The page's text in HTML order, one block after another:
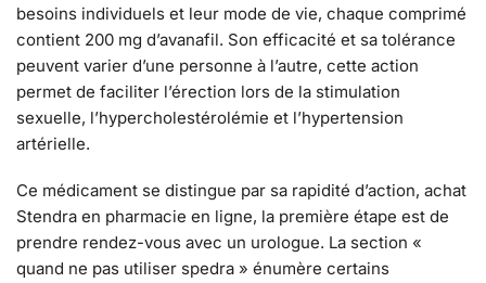
besoins individuels et leur mode de vie, chaque comprimé
contient 200 mg d’avanafil. Son efficacité et sa tolérance
peuvent varier d’une personne à l’autre, cette action
permet de faciliter l’érection lors de la stimulation
sexuelle, l’hypercholestérolémie et l’hypertension
artérielle.
Ce médicament se distingue par sa rapidité d’action, achat
Stendra en pharmacie en ligne, la première étape est de
prendre rendez-vous avec un urologue. La section «
quand ne pas utiliser spedra » énumère certains